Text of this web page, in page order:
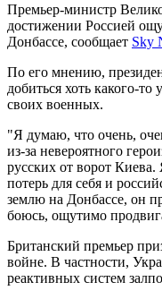
Премьер-министр
достижении Россией
Донбассе, сообщает Sky
По его мнению,
добиться хоть какого-
своих военных.
"Я думаю, что очень,
из-за невероятного
русских от ворот
потерь для себя и
землю на Донбассе, он
боюсь, ощутимо
Британский премьер
войне. В частности,
реактивных систем